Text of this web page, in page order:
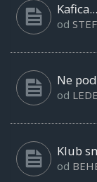
Kafica...
od
Ne
od
Klub
od